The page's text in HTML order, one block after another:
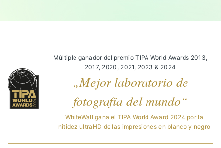
Múltiple ganador del premio TIPA World Awards 2013,
2017, 2020, 2021, 2023 & 2024
„Mejor laboratorio de
fotografía del mundo“
WhiteWall gana el TIPA World Award 2024 por la
nitidez ultraHD de las impresiones en blanco y negro